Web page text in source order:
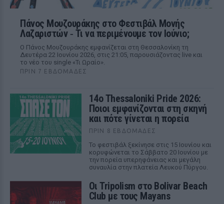
Πάνος Μουζουράκης στο Φεστιβάλ Μονής
Λαζαριστών ‑ Τι να περιμένουμε τον Ιούνιο;
Ο Πάνος Μουζουράκης εμφανίζεται στη Θεσσαλονίκη τη
Δευτέρα 22 Ιουνίου 2026, στις 21:05, παρουσιάζοντας live και
το νέο του single «Τι Ωραίο».
ΠΡΙΝ 7 ΕΒΔΟΜΆΔΕΣ
14ο Thessaloniki Pride 2026:
Ποιοι εμφανίζονται στη σκηνή
και πότε γίνεται η πορεία
ΠΡΙΝ 8 ΕΒΔΟΜΆΔΕΣ
Το φεστιβάλ ξεκίνησε στις 15 Ιουνίου και
κορυφώνεται το Σάββατο 20 Ιουνίου με
την πορεία υπερηφάνειας και μεγάλη
συναυλία στην πλατεία Λευκού Πύργου.
Οι Tripolism στο Bolivar Beach
Club με τους Mayans